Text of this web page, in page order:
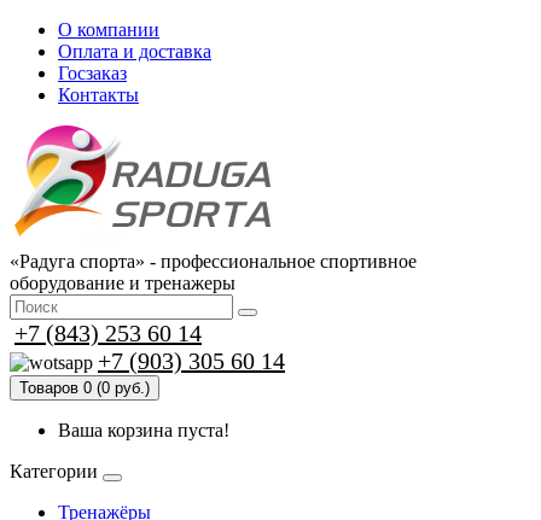
О компании
Оплата и доставка
Госзаказ
Контакты
«Радуга спорта» - профессиональное спортивное
оборудование и тренажеры
+7 (843) 253 60 14
+7 (903) 305 60 14
Товаров 0 (0 руб.)
Ваша корзина пуста!
Категории
Тренажёры